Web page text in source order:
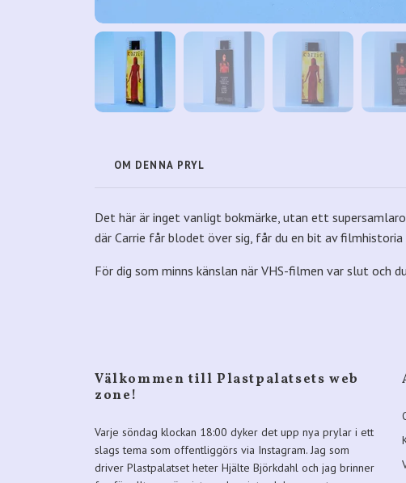
OM DENNA PRYL
Det här är inget vanligt bokmärke, utan ett
där Carrie får blodet över sig, får du en bit av
För dig som minns känslan när VHS-filmen var slut och
Välkommen till Plastpalatsets web
zone!
Varje söndag klockan 18:00 dyker det upp nya prylar i ett
slags tema som offentliggörs via Instagram. Jag som
driver Plastpalatset heter Hjälte Björkdahl och jag brinner